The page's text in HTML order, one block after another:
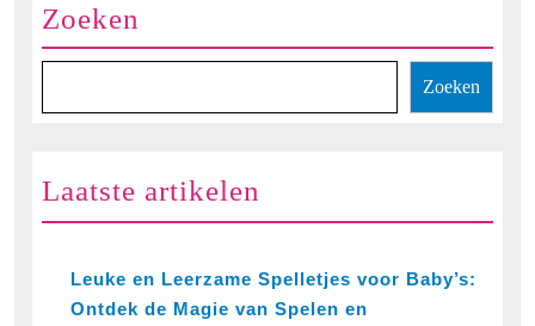
Zoeken
Zoeken
Laatste artikelen
Leuke en Leerzame Spelletjes voor Baby’s:
Ontdek de Magie van Spelen en